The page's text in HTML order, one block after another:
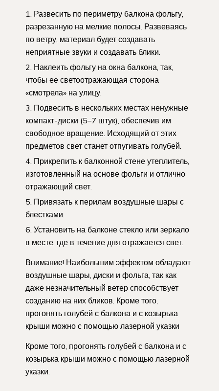
Развесить по периметру балкона фольгу,
разрезанную на мелкие полосы. Развеваясь
по ветру, материал будет создавать
неприятные звуки и создавать блики.
Наклеить фольгу на окна балкона, так,
чтобы ее светоотражающая сторона
«смотрела» на улицу.
Подвесить в нескольких местах ненужные
компакт-диски (5–7 штук), обеспечив им
свободное вращение. Исходящий от этих
предметов свет станет отпугивать голубей.
Прикрепить к балконной стене утеплитель,
изготовленный на основе фольги и отлично
отражающий свет.
Привязать к перилам воздушные шары с
блестками.
Установить на балконе стекло или зеркало
в месте, где в течение дня отражается свет.
Внимание! Наибольшим эффектом обладают
воздушные шары, диски и фольга, так как
даже незначительный ветер способствует
созданию на них бликов. Кроме того,
прогонять голубей с балкона и с козырька
крыши можно с помощью лазерной указки
Кроме того, прогонять голубей с балкона и с
козырька крыши можно с помощью лазерной
указки.